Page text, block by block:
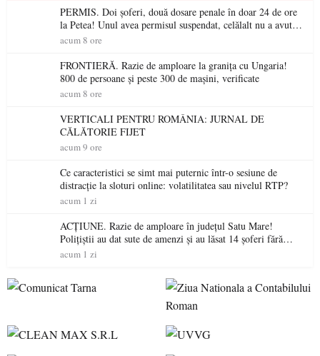
PERMIS. Doi șoferi, două dosare penale în doar 24 de ore
la Petea! Unul avea permisul suspendat, celălalt nu a avut
niciodată permis
acum 8 ore
FRONTIERĂ. Razie de amploare la granița cu Ungaria!
800 de persoane și peste 300 de mașini, verificate
acum 8 ore
VERTICALI PENTRU ROMÂNIA: JURNAL DE
CĂLĂTORIE FIJET
acum 9 ore
Ce caracteristici se simt mai puternic într-o sesiune de
distracție la sloturi online: volatilitatea sau nivelul RTP?
acum 1 zi
ACȚIUNE. Razie de amploare în județul Satu Mare!
Polițiștii au dat sute de amenzi și au lăsat 14 șoferi fără
permis într-o singură zi
acum 1 zi